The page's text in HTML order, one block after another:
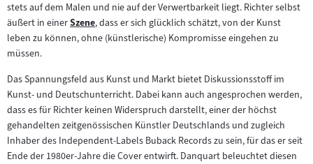
stets auf dem Malen und nie auf der Verwertbarkeit liegt. Richter selbst
äußert in einerZum
Inhalt:
Szene, dass er sich glücklich schätzt, von der Kunst
leben zu können, ohne (künstlerische) Kompromisse eingehen zu
müssen.
Das Spannungsfeld aus Kunst und Markt bietet Diskussionsstoff im
Kunst- und Deutschunterricht. Dabei kann auch angesprochen werden,
dass es für Richter keinen Widerspruch darstellt, einer der höchst
gehandelten zeitgenössischen Künstler Deutschlands und zugleich
Inhaber des Independent-Labels Buback Records zu sein, für das er seit
Ende der 1980er-Jahre die Cover entwirft. Danquart beleuchtet diesen